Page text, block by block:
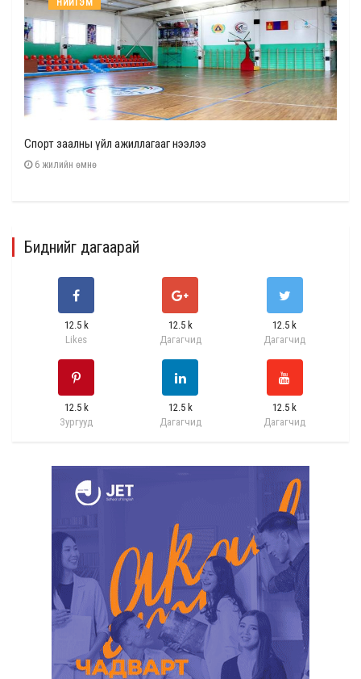
НИЙГЭМ
Спорт заалны үйл ажиллагааг нээлээ
6 жилийн өмнө
Биднийг дагаарай
12.5 k
Likes
12.5 k
Дагагчид
12.5 k
Дагагчид
12.5 k
Зургууд
12.5 k
Дагагчид
12.5 k
Дагагчид